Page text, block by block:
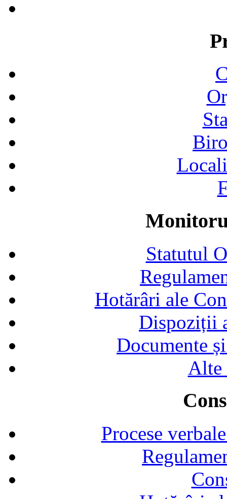
Statutul
Hotărâri ale
Dispoziții
Documente
Alte
Procese